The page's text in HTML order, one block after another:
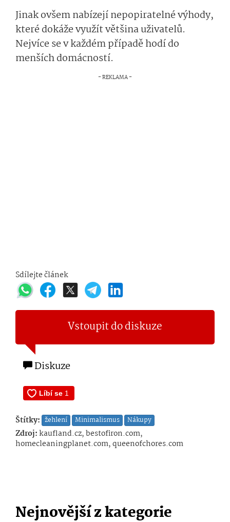
Jinak ovšem nabízejí nepopiratelné výhody,
které dokáže využít většina uživatelů.
Nejvíce se v každém případě hodí do
menších domácností.
Sdílejte článek
Vstoupit do diskuze
Diskuze
Štítky: žehlení Minimalismus Nákupy
Zdroj:kaufland.cz, bestofiron.com,
homecleaningplanet.com, queenofchores.com
Nejnovější z kategorie